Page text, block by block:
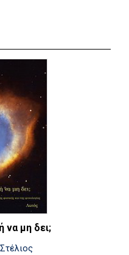
να μη δει;